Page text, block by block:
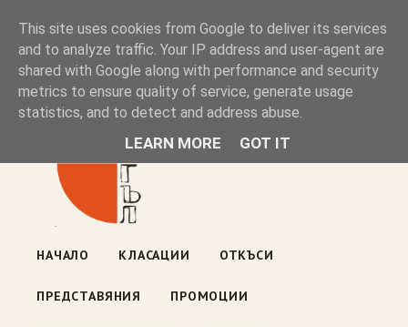
Книжен ъгъл
Блог на книжарницата — класации, откъси, нови книги
ул. „Оборище" 117, София· пон–пет 10:00–19:00 ·
НАЧАЛО КЛАСАЦИИ ОТКЪСИ
ПРЕДСТАВЯНИЯ ПРОМОЦИИ
This site uses cookies from Google to deliver its services
and to analyze traffic. Your IP address and user-agent are
shared with Google along with performance and security
metrics to ensure quality of service, generate usage
statistics, and to detect and address abuse.
LEARN MORE GOT IT